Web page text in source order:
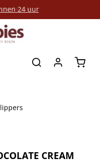
24 uur
CREAM